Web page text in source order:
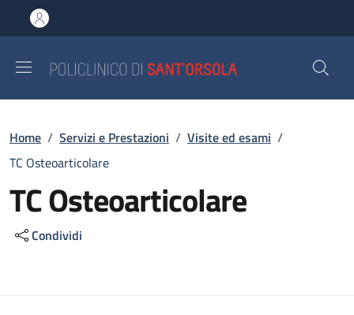
al contenuto principale
to footer content
Briciole di pane
Home / Servizi e Prestazioni / Visite ed esami /
TC Osteoarticolare
TC Osteoarticolare
Condividi